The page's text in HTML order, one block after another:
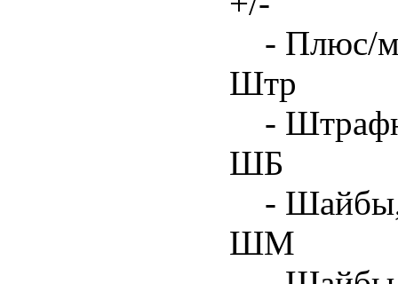
- Плюс/
Штр
-
ШБ
- Шайбы,
ШМ